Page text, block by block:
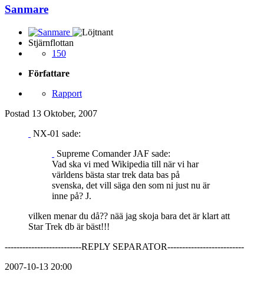
Sanmare
Stjärnflottan
150
Författare
Rapport
Postad 13 Oktober, 2007
NX-01 sade:
Supreme Comander JAF sade:
Vad ska vi med Wikipedia till när vi har
världens bästa star trek data bas på
svenska, det vill säga den som ni just nu är
inne på? J.
vilken menar du då?? nää jag skoja bara det är klart att
Star Trek db är bäst!!!
--------------------------REPLY SEPARATOR--------------------------
2007-10-13 20:00